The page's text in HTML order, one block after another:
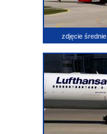
zdjęcie średnie